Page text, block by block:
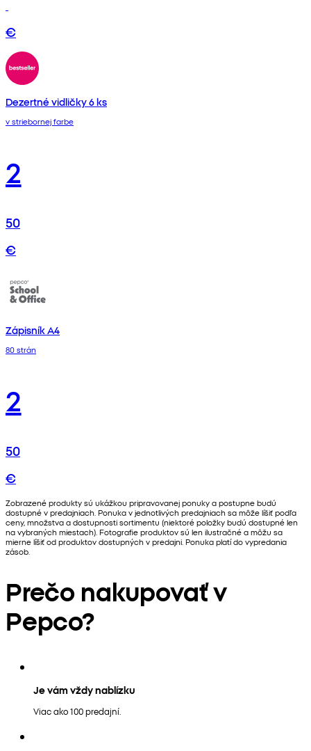
€
Dezertné vidličky 6 ks
v striebornej farbe
2
50
€
Zápisník A4
80 strán
2
50
€
Zobrazené produkty sú ukážkou pripravovanej ponuky a postupne budú
dostupné v predajniach. Ponuka v jednotlivých predajniach sa môže líšiť podľa
ceny, množstva a dostupnosti sortimentu (niektoré položky budú dostupné len
na vybraných miestach). Fotografie produktov sú len ilustračné a môžu sa
mierne líšiť od produktov dostupných v predajni. Ponuka platí do vypredania
zásob.
Prečo nakupovať v
Pepco?
Je vám vždy nablízku
Viac ako 100 predajní.